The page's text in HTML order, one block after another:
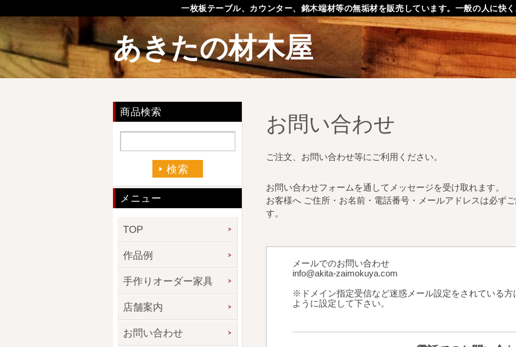
一枚板テーブル、カウンター、銘木端材等の無垢材を販売しています。一般の人に快く
あきたの材木屋
お問い合わせ
ご注文、お問い合わせ等にご利用ください。
お問い合わせフォームを通してメッセージを受け取れます。
お客様へ ご住所・お名前・電話番号・メールアドレスは必ず
す。
メールでのお問い合わせ
info@akita-zaimokuya.com
※ドメイン指定受信など迷惑メール設定をされている
ように設定して下さい。
商品検索
メニュー
TOP
作品例
手作りオーダー家具
店舗案内
お問い合わせ